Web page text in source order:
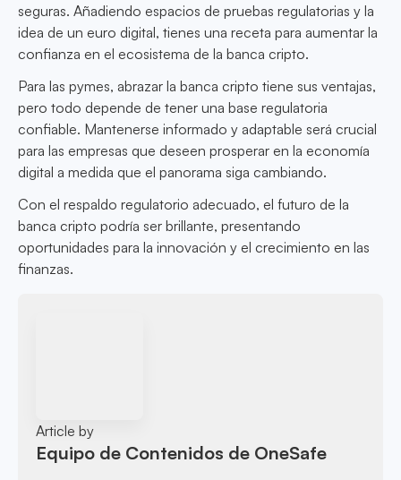
seguras. Añadiendo espacios de pruebas regulatorias y la
idea de un euro digital, tienes una receta para aumentar la
confianza en el ecosistema de la banca cripto.
Para las pymes, abrazar la banca cripto tiene sus ventajas,
pero todo depende de tener una base regulatoria
confiable. Mantenerse informado y adaptable será crucial
para las empresas que deseen prosperar en la economía
digital a medida que el panorama siga cambiando.
Con el respaldo regulatorio adecuado, el futuro de la
banca cripto podría ser brillante, presentando
oportunidades para la innovación y el crecimiento en las
finanzas.
Article by
Equipo de Contenidos de OneSafe